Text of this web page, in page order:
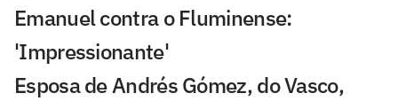
Emanuel contra o Fluminense:
'Impressionante'
Esposa de Andrés Gómez, do Vasco,